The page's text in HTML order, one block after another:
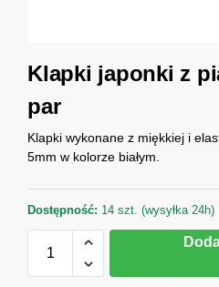
Klapki japonki z
par
Klapki wykonane z miękkiej i
5mm w kolorze białym.
Dostępność: 14 szt. (wysyłka 24h)